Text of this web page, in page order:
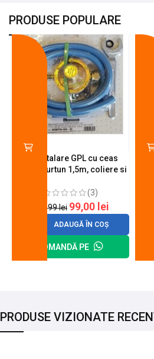
PRODUSE POPULARE
Kit instalare GPL cu ceas
butelie, furtun 1,5m, coliere si
(3)
120,99lei 99,00 lei
ADAUGĂ ÎN COȘ
COMANDĂ PE
PRODUSE VIZIONATE